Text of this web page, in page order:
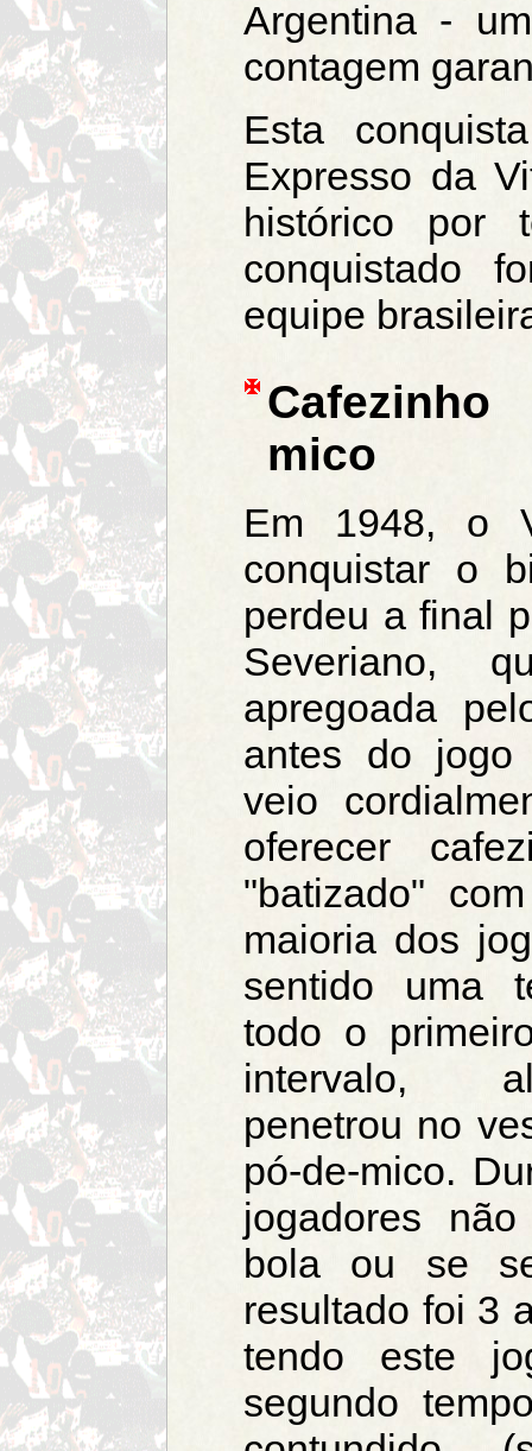
Argentina -
contagem
Esta
Expresso da
histórico por
conquistado
equipe
mico
Em 1948, o
conquistar o
perdeu a final
Severiano,
apregoada
antes do jogo
veio
oferecer
"batizado"
maioria dos
sentido uma
todo o
intervalo,
penetrou no
pó-de-mico.
jogadores
bola ou se
resultado foi 3
tendo este
segundo